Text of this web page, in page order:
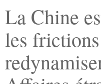
La Chine
les